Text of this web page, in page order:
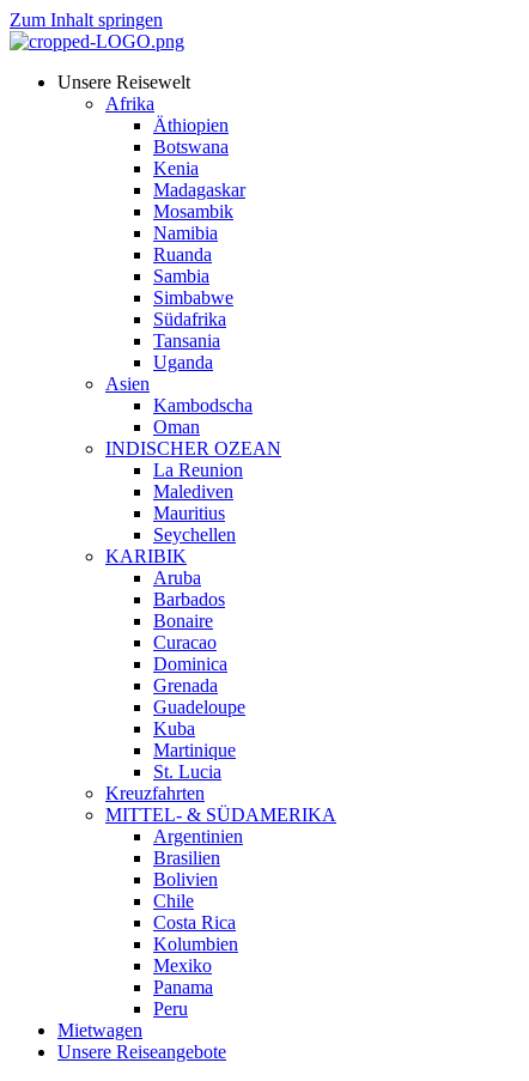
Zum Inhalt springen
Unsere Reisewelt
Afrika
Äthiopien
Botswana
Kenia
Madagaskar
Mosambik
Namibia
Ruanda
Sambia
Simbabwe
Südafrika
Tansania
Uganda
Asien
Kambodscha
Oman
INDISCHER OZEAN
La Reunion
Malediven
Mauritius
Seychellen
KARIBIK
Aruba
Barbados
Bonaire
Curacao
Dominica
Grenada
Guadeloupe
Kuba
Martinique
St. Lucia
Kreuzfahrten
MITTEL- & SÜDAMERIKA
Argentinien
Brasilien
Bolivien
Chile
Costa Rica
Kolumbien
Mexiko
Panama
Peru
Mietwagen
Unsere Reiseangebote